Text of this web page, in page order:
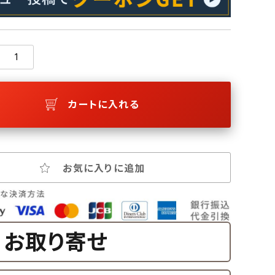
カートに入れる
お気に入りに追加
お取り寄せ